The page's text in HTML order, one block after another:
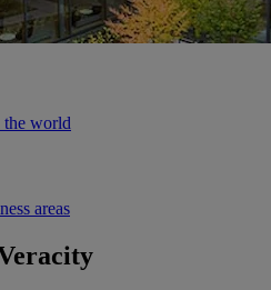
the world
areas